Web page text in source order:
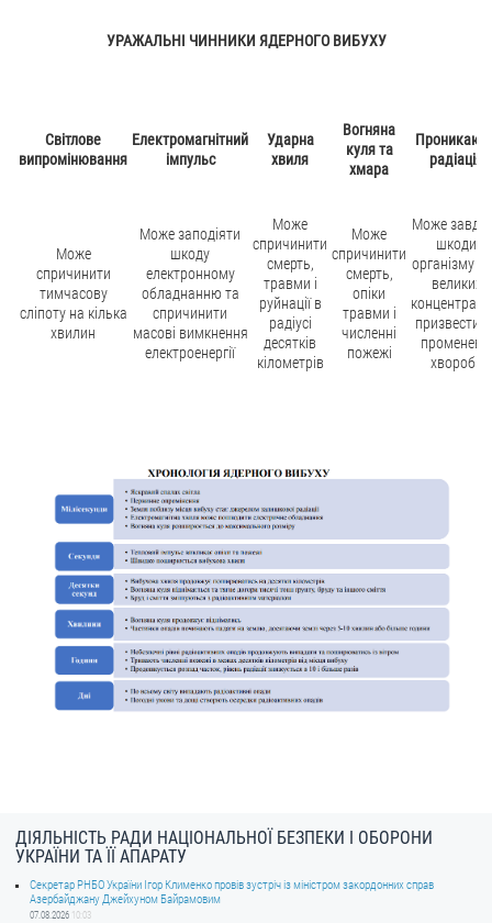
УРАЖАЛЬНІ ЧИННИКИ ЯДЕРНОГО ВИБУХУ
Світлове
випромінювання
Електромагнітний
імпульс
Ударна
хвиля
Вогняна
куля та
хмара
радіація
Може
спричинити
тимчасову
сліпоту на кілька
хвилин
Може заподіяти
шкоду
електронному
обладнанню та
спричинити
масові вимкнення
електроенергії
Може
спричинити
смерть,
травми і
руйнації в
радіусі
десятків
кілометрів
Може
спричинити
смерть,
опіки
травми і
численні
пожежі
Може
шкоди
організму
великих
призвести
променевої
хвороби
ДІЯЛЬНІСТЬ РАДИ НАЦІОНАЛЬНОЇ БЕЗПЕКИ І ОБОРОНИ
УКРАЇНИ ТА ЇЇ АПАРАТУ
Секретар РНБО України Ігор Клименко провів зустріч із міністром закордонних справ
Азербайджану Джейхуном Байрамовим
07.08.2026 10:03